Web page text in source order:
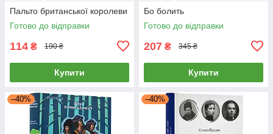
Пальто британської королеви
Готово до відправки
114 ₴ 190 ₴
Купити
Бо болить
Готово до відправки
207 ₴ 345 ₴
Купити
–40% –40%